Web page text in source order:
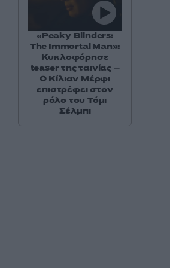
«Peaky Blinders:
The Immortal Man»:
Κυκλοφόρησε
teaser της ταινίας –
Ο Κίλιαν Μέρφι
επιστρέφει στον
ρόλο του Τόμι
Σέλμπι